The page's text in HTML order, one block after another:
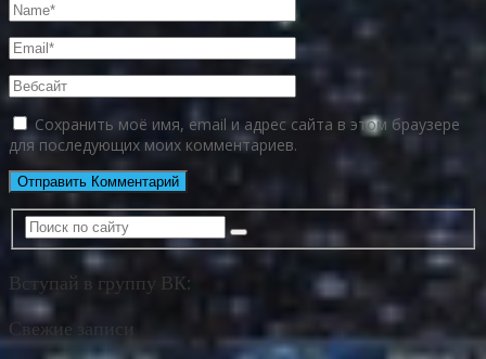
Сохранить моё имя, email и адрес сайта в этом браузере
для последующих моих комментариев.
Вступай в группу ВК:
Свежие записи